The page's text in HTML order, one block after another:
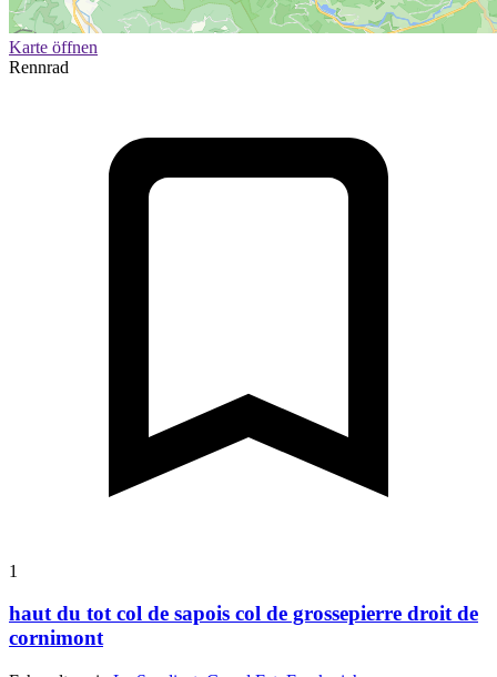
Karte öffnen
Rennrad
1
haut du tot col de sapois col de grossepierre droit de
cornimont